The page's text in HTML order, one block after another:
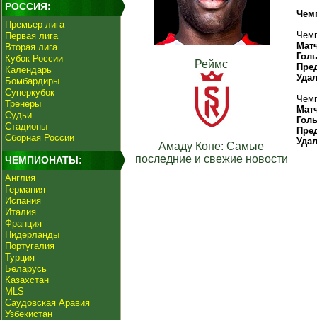
РОССИЯ:
Премьер-лига
Первая лига
Вторая лига
Кубок России
Календарь
Бомбардиры
Суперкубок
Тренеры
Судьи
Стадионы
Сборная России
ЧЕМПИОНАТЫ:
Англия
Германия
Испания
Италия
Франция
Нидерланды
Португалия
Турция
Беларусь
Казахстан
MLS
Саудовская Аравия
Узбекистан
Реймс
Амаду Коне: Самые
последние и свежие новости